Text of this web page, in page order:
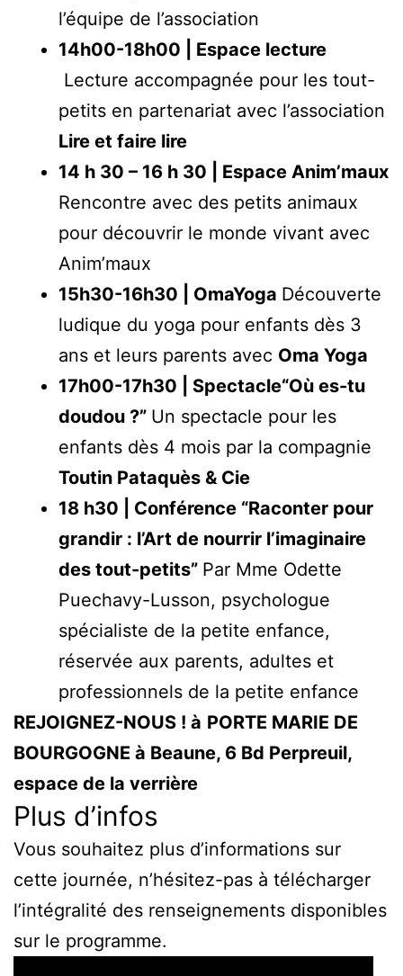
l’équipe de l’association
14h00-18h00 | Espace lecture
Lecture accompagnée pour les tout-
petits en partenariat avec l’association
Lire et faire lire
14 h 30 – 16 h 30 | Espace Anim’maux
Rencontre avec des petits animaux
pour découvrir le monde vivant avec
Anim’maux
15h30-16h30 | OmaYoga Découverte
ludique du yoga pour enfants dès 3
ans et leurs parents avec Oma Yoga
17h00-17h30 | Spectacle“Où es-tu
doudou ?” Un spectacle pour les
enfants dès 4 mois par la compagnie
Toutin Pataquès & Cie
18 h30 | Conférence “Raconter pour
grandir : l’Art de nourrir l’imaginaire
des tout-petits” Par Mme Odette
Puechavy-Lusson, psychologue
spécialiste de la petite enfance,
réservée aux parents, adultes et
professionnels de la petite enfance
REJOIGNEZ-NOUS ! à PORTE MARIE DE
BOURGOGNE à Beaune, 6 Bd Perpreuil,
espace de la verrière
Plus d’infos
Vous souhaitez plus d’informations sur
cette journée, n’hésitez-pas à télécharger
l’intégralité des renseignements disponibles
sur le programme.